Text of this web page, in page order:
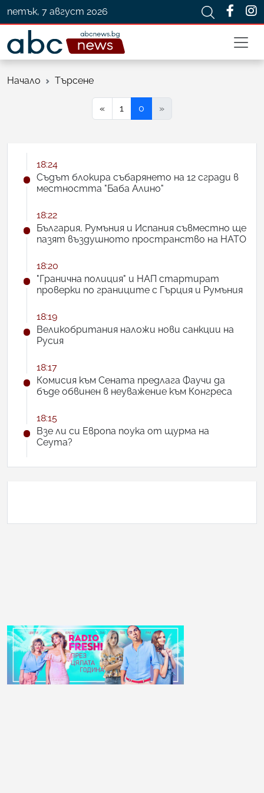
петък, 7 август 2026
Начало Търсене
« 1 0 »
18:24
Съдът блокира събарянето на 12 сгради в
местността "Баба Алино"
18:22
България, Румъния и Испания съвместно ще
пазят въздушното пространство на НАТО
18:20
"Гранична полиция" и НАП стартират
проверки по границите с Гърция и Румъния
18:19
Великобритания наложи нови санкции на
Русия
18:17
Комисия към Сената предлага Фаучи да
бъде обвинен в неуважение към Конгреса
18:15
Взе ли си Европа поука от щурма на
Сеута?